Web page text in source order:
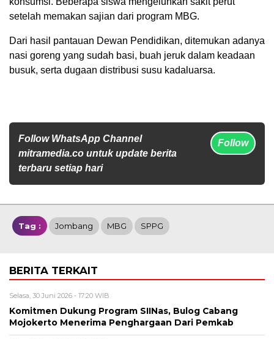
setelah memakan sajian dari program MBG.
Dari hasil pantauan Dewan Pendidikan, ditemukan adanya
nasi goreng yang sudah basi, buah jeruk dalam keadaan
busuk, serta dugaan distribusi susu kadaluarsa.
Follow WhatsApp Channel
mitramedia.co untuk update berita
terbaru setiap hari
Follow
Tag : Jombang MBG SPPG
BERITA TERKAIT
Selasa, 30 Juni 2026 - 17:20 WIB
Komitmen Dukung Program SIINas, Bulog Cabang
Mojokerto Menerima Penghargaan Dari Pemkab